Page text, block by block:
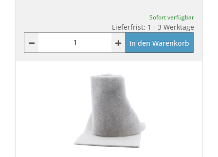
Sofort verfügbar
Lieferfrist: 1 - 3 Werktage
In den Warenkorb